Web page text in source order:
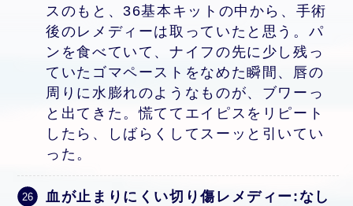
スのもと、36基本キットの中から、手術
後のレメディーは取っていたと思う。パ
ンを食べていて、ナイフの先に少し残っ
ていたゴマペーストをなめた瞬間、唇の
周りに水膨れのようなものが、ブワーっ
と出てきた。慌ててエイピスをリピート
したら、しばらくしてスーッと引いてい
った。
血が止まりにくい切り傷レメディー:なし